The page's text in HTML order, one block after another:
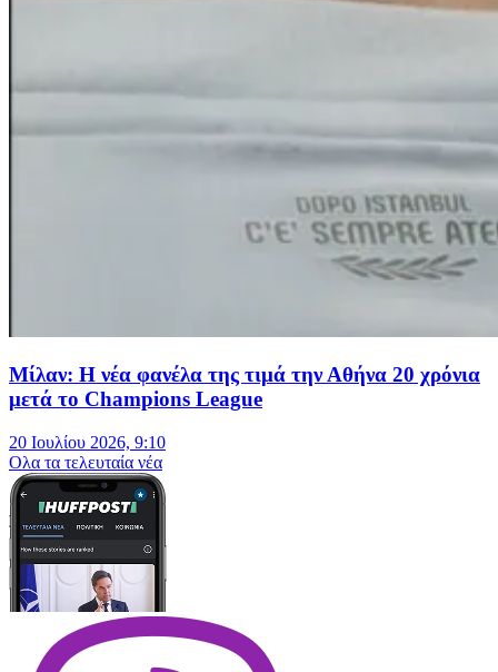
Μίλαν: Η νέα φανέλα της τιμά την Αθήνα 20 χρόνια
μετά το Champions League
20 Ιουλίου 2026, 9:10
Oλα τα τελευταία νέα